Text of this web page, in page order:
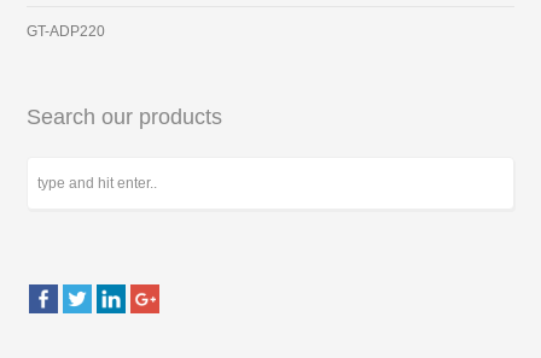
GT-ADP220
Search our products